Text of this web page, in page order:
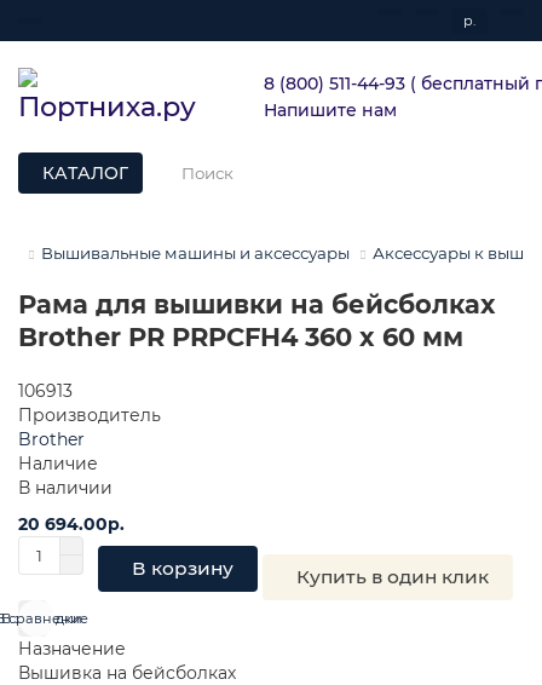
р.
8 (800) 511-44-93 ( бесплатный
Напишите нам
КАТАЛОГ
Вышивальные машины и аксессуары Аксессуары к
Рама для вышивки на бейсболках
Brother PR PRPCFH4 360 x 60 мм
106913
Производитель
Brother
Наличие
В наличии
20 694.00р.
В корзину Купить в один клик
В закладки
сравнение
Назначение
Вышивка на бейсболках